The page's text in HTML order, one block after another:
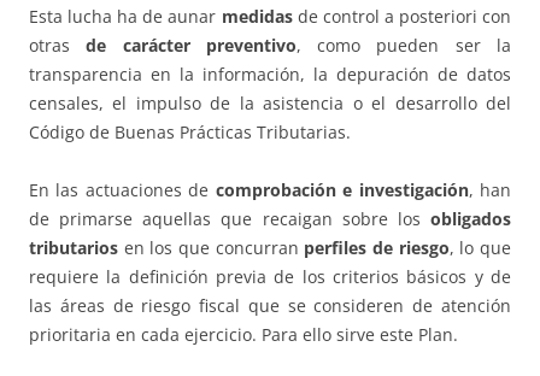
Esta lucha ha de aunar medidasde control a posteriori con
otrasde carácter preventivo, como pueden ser la
transparencia en la información, la depuración de datos
censales, el impulso de la asistencia o el desarrollo del
Código de Buenas Prácticas Tributarias.
En las actuaciones de comprobación e investigación, han
de primarse aquellas que recaigan sobre los obligados
tributarios en los que concurran perfiles de riesgo, lo que
requiere la definición previa de los criterios básicos y de
las áreas de riesgo fiscal que se consideren de atención
prioritaria en cada ejercicio. Para ello sirve este Plan.